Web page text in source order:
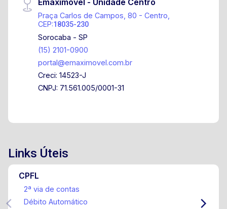
Praça Carlos de Campos, 80 - Centro,
CEP:18035-230
Sorocaba - SP
(15) 2101-0900
portal@emaximovel.com.br
Creci: 14523-J
CNPJ: 71.561.005/0001-31
Links Úteis
CPFL
2ª via de contas
Débito Automático